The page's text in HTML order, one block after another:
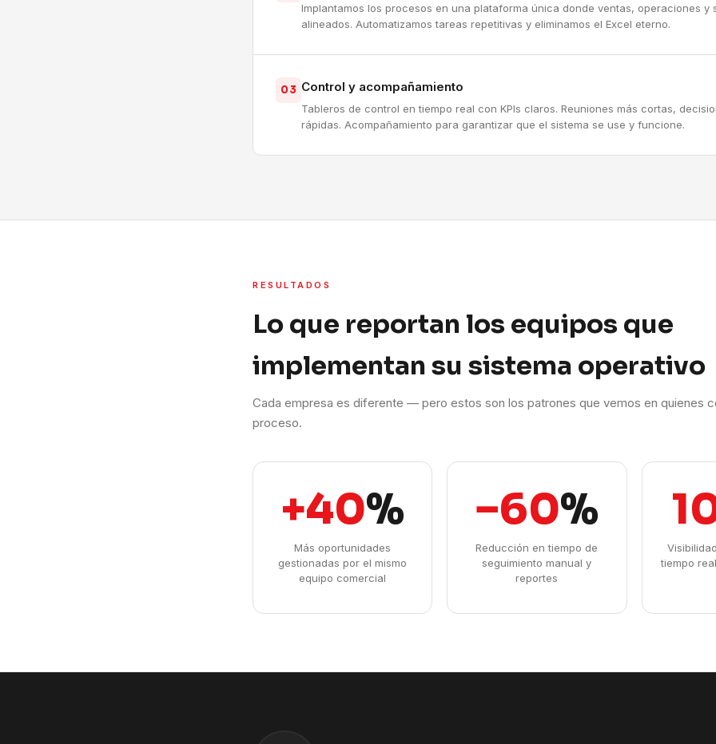
Implantamos los procesos en una plataforma única donde ventas, operaciones y
alineados. Automatizamos tareas repetitivas y eliminamos el Excel eterno.
03 Control y acompañamiento
Tableros de control en tiempo real con KPIs claros. Reuniones más cortas,
rápidas. Acompañamiento para garantizar que el sistema se use y funcione.
RESULTADOS
Lo que reportan los equipos que
implementan su sistema operativo
Cada empresa es diferente — pero estos son los patrones que vemos en quienes
proceso.
+40%
Más oportunidades
gestionadas por el mismo
equipo comercial
−60%
Reducción en tiempo de
seguimiento manual y
reportes
tiempo